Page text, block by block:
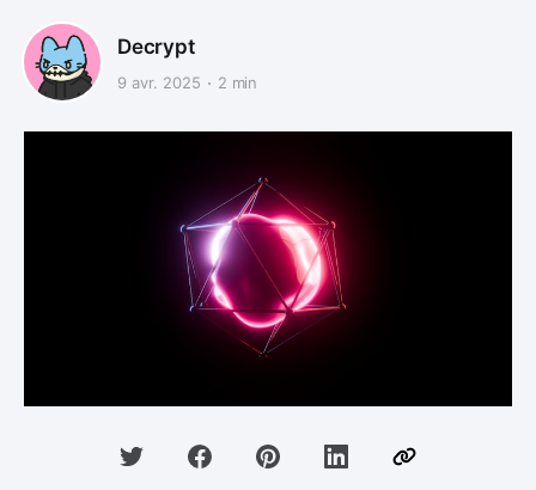
Decrypt
9 avr. 2025 2 min